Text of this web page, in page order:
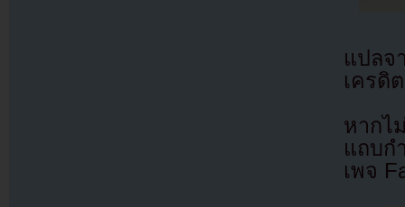
แปล
เครดิ
หากไ
แถบก
เพจ